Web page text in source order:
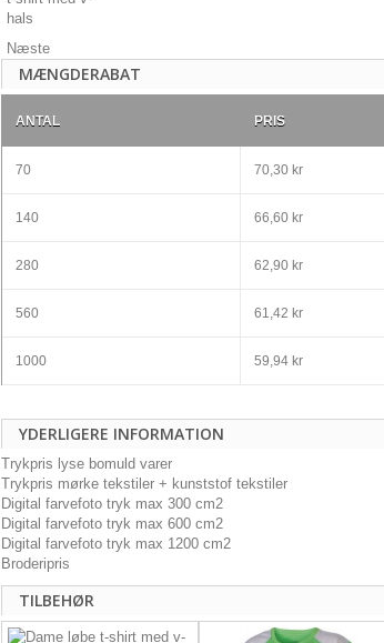
Næste
MÆNGDERABAT
ANTAL PRIS
70 70,30 kr
140 66,60 kr
280 62,90 kr
560 61,42 kr
1000 59,94 kr
YDERLIGERE INFORMATION
Trykpris lyse bomuld varer
Trykpris mørke tekstiler + kunststof tekstiler
Digital farvefoto tryk max 300 cm2
Digital farvefoto tryk max 600 cm2
Digital farvefoto tryk max 1200 cm2
Broderipris
TILBEHØR